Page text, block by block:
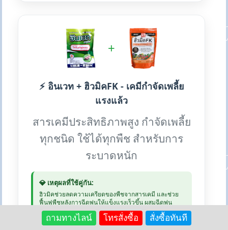
+
⚡ อินเวท + ฮิวมิคFK - เคมีกำจัดเพลี้ย
แรงแล้ว
สารเคมีประสิทธิภาพสูง กำจัดเพลี้ย
ทุกชนิด ใช้ได้ทุกพืช สำหรับการ
ระบาดหนัก
💎 เหตุผลที่ใช้คู่กัน:
ฮิวมิคช่วยลดความเครียดของพืชจากสารเคมี และช่วย
ฟื้นฟูพืชหลังการฉีดพ่นให้แข็งแรงเร็วขึ้น ผสมฉีดพ่น
พร้อมกันได้
ถามทางไลน์ โทรสั่งซื้อ สั่งซื้อทันที